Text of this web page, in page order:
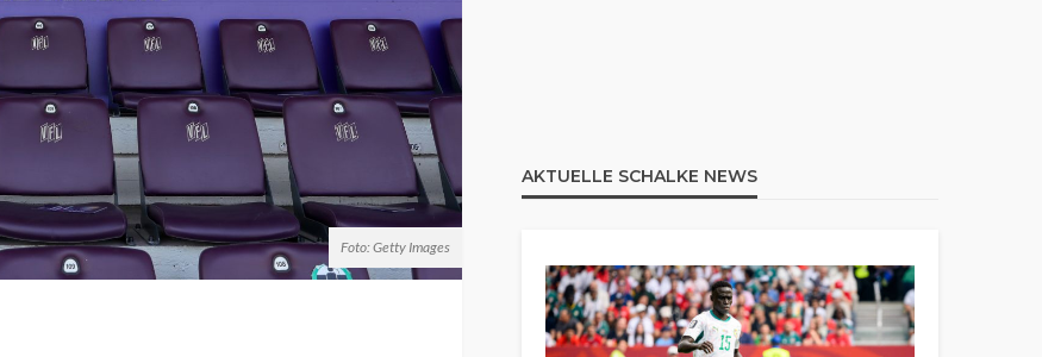
Foto: Getty Images
AKTUELLE SCHALKE NEWS